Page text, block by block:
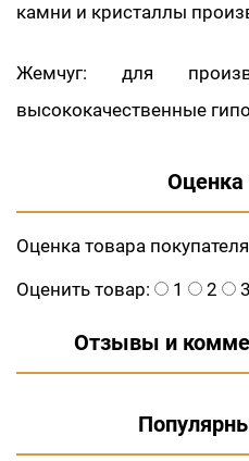
камни и кристаллы
Жемчуг: для
высококачественные
Оценка
Оценка товара
Оценить товар:
1 2 3
Отзывы и